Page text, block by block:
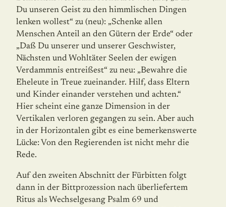
Du unseren Geist zu den himmlischen Dingen
lenken wollest“ zu (neu): „Schenke allen
Menschen Anteil an den Gütern der Erde“ oder
„Daß Du unserer und unserer Geschwister,
Nächsten und Wohltäter Seelen der ewigen
Verdammnis entreißest“ zu neu: „Bewahre die
Eheleute in Treue zueinander. Hilf, dass Eltern
und Kinder einander verstehen und achten.“
Hier scheint eine ganze Dimension in der
Vertikalen verloren gegangen zu sein. Aber auch
in der Horizontalen gibt es eine bemerkenswerte
Lücke: Von den Regierenden ist nicht mehr die
Rede.
Auf den zweiten Abschnitt der Fürbitten folgt
dann in der Bittprozession nach über­liefer­tem
Ritus als Wechselgesang Psalm 69 und